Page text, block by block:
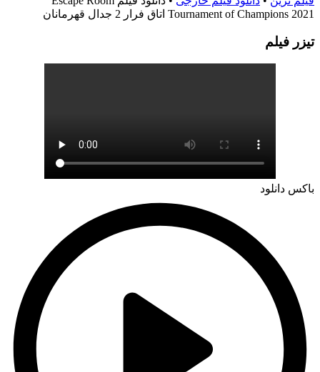
Tournament of Champions 2021 اتاق فرار 2 جدال قهرمانان
تيزر فيلم
باکس دانلود